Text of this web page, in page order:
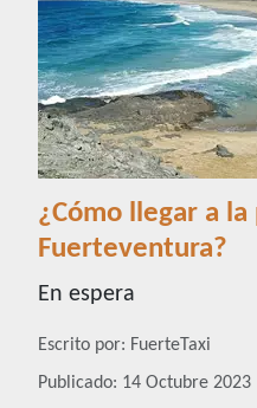
¿Cómo llegar a
Fuerteventura?
En espera
Detalles
Escrito por: FuerteTaxi
Publicado: 14 Octubre 2023